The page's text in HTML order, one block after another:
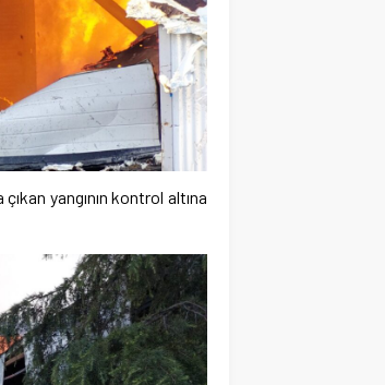
yangının kontrol altına